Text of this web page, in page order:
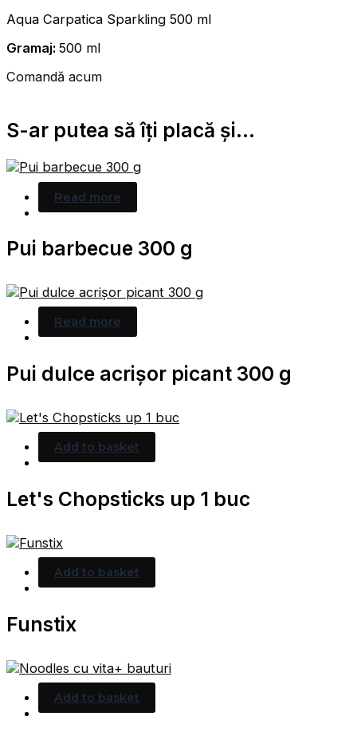
Aqua Carpatica Sparkling 500 ml
Gramaj: 500 ml
Comandă acum
S-ar putea să îți placă și...
Read more
Pui barbecue 300 g
Read more
Pui dulce acrișor picant 300 g
Add to basket
Let's Chopsticks up 1 buc
Add to basket
Funstix
Add to basket